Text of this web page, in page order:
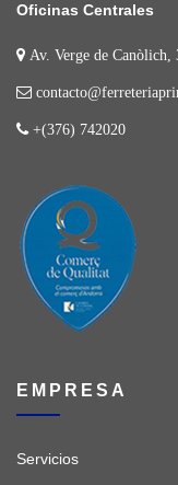
Oficinas Centrales
Av. Verge de
+(376) 742020
EMPRESA
Servicios